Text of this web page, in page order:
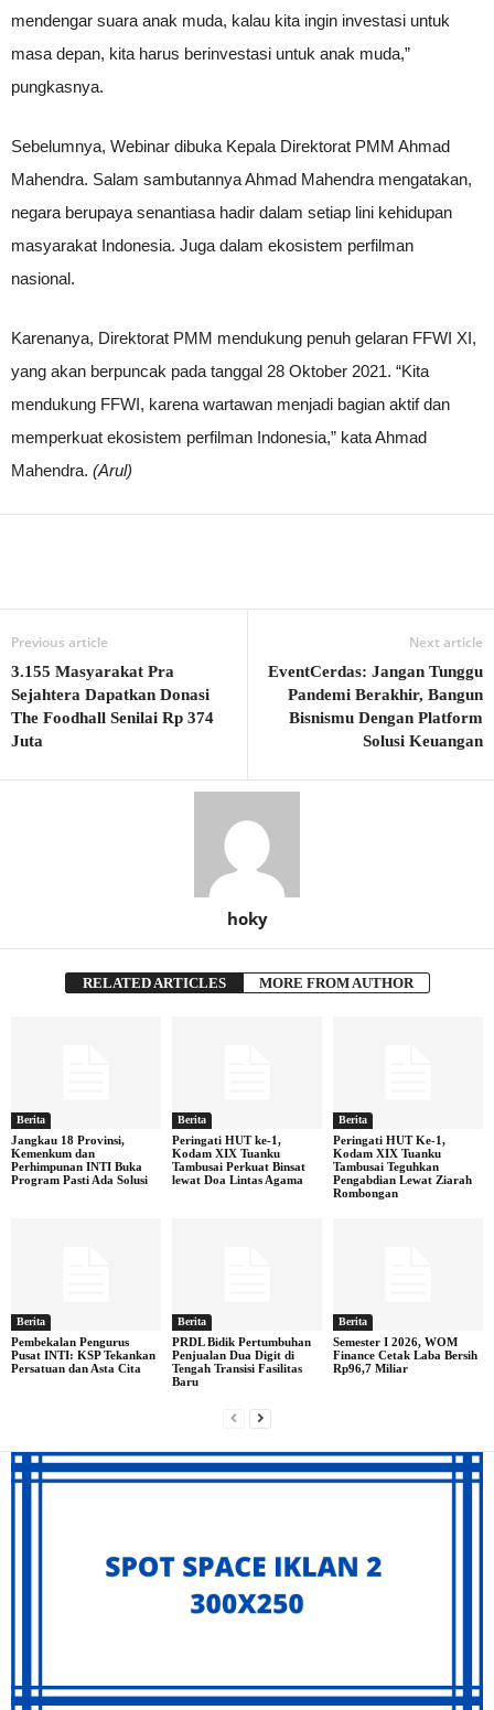
mendengar suara anak muda, kalau kita ingin investasi untuk
masa depan, kita harus berinvestasi untuk anak muda,”
pungkasnya.
Sebelumnya, Webinar dibuka Kepala Direktorat PMM Ahmad
Mahendra. Salam sambutannya Ahmad Mahendra mengatakan,
negara berupaya senantiasa hadir dalam setiap lini kehidupan
masyarakat Indonesia. Juga dalam ekosistem perfilman
nasional.
Karenanya, Direktorat PMM mendukung penuh gelaran FFWI XI,
yang akan berpuncak pada tanggal 28 Oktober 2021. “Kita
mendukung FFWI, karena wartawan menjadi bagian aktif dan
memperkuat ekosistem perfilman Indonesia,” kata Ahmad
Mahendra. (Arul)
Previous article
3.155 Masyarakat Pra
Sejahtera Dapatkan Donasi
The Foodhall Senilai Rp 374
Juta
Next article
EventCerdas: Jangan Tunggu
Pandemi Berakhir, Bangun
Bisnismu Dengan Platform
Solusi Keuangan
hoky
RELATED ARTICLES MORE FROM AUTHOR
Berita
Jangkau 18 Provinsi,
Kemenkum dan
Perhimpunan INTI Buka
Program Pasti Ada Solusi
Berita
Peringati HUT ke-1,
Kodam XIX Tuanku
Tambusai Perkuat Binsat
lewat Doa Lintas Agama
Berita
Peringati HUT Ke-1,
Kodam XIX Tuanku
Tambusai Teguhkan
Pengabdian Lewat Ziarah
Rombongan
Berita
Pembekalan Pengurus
Pusat INTI: KSP Tekankan
Persatuan dan Asta Cita
Berita
PRDL Bidik Pertumbuhan
Penjualan Dua Digit di
Tengah Transisi Fasilitas
Baru
Berita
Semester I 2026, WOM
Finance Cetak Laba Bersih
Rp96,7 Miliar